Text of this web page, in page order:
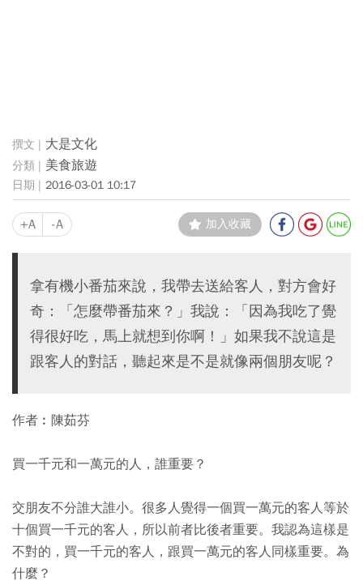
大是文化
美食旅遊
2016-03-01 10:17
+A -A 加入收藏
拿有機小番茄來說，我帶去送給客人，對方會好
奇：「怎麼帶番茄來？」我說：「因為我吃了覺
得很好吃，馬上就想到你啊！」如果我不說這是
跟客人的對話，聽起來是不是就像兩個朋友呢？
作者︰陳茹芬
買一千元和一萬元的人，誰重要？
交朋友不分誰大誰小。很多人覺得一個買一萬元的客人等於
十個買一千元的客人，所以前者比後者重要。我認為這樣是
不對的，買一千元的客人，跟買一萬元的客人同樣重要。為
什麼？